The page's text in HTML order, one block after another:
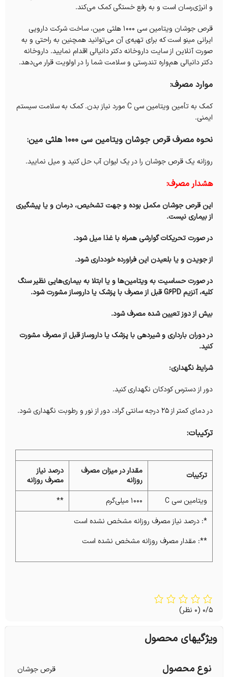
و انرژی‌رسان است و به رفع خستگی کمک می‌کند.
قرص جوشان ویتامین سی 1000 هلثی مین، ساخت شرکت دارویی
ایرانی مینو است که برای تهیه‌ی آن می‌توانید همچنین به راحتی و به
صورت آنلاین از سایت داروخانه‌ دکتر دانیالی اقدام نمایید. داروخانه‌
دکتر دانیالی هم‌واره تندرستی و سلامت شما را در اولویت قرار می‌دهد.
موارد مصرف:
کمک به تأمین ویتامین سی C مورد نیاز بدن. کمک به سلامت سیستم
ایمنی.
نحوه مصرف قرص جوشان ویتامین سی 1000 هلثی مین:
روزانه یک قرص جوشان را در یک لیوان آب حل کنید و میل نمایید.
هشدار مصرف:
این قرص جوشان مکمل بوده و جهت تشخیص، درمان و یا پیشگیری
از بیماری نیست.
در صورت تحریکات گوارشی همراه با غذا میل شود.
از جویدن و یا بلعیدن این فراورده خودداری شود.
در صورت حساسیت به ویتامین‌ها و یا ابتلا به بیماری‌هایی نظیر سنگ
کلیه، آنزیم G6PD قبل از مصرف با پزشک یا داروساز مشورت شود.
بیش از دوز تعیین شده مصرف شود.
در دوران بارداری و شیردهی با پزشک یا داروساز قبل از مصرف مشورت
کنید.
شرایط نگهداری:
دور از دسترس کودکان نگهداری کنید.
در دمای کمتر از 25 درجه سانتی گراد، دور از نور و رطوبت نگهداری شود.
ترکیبات:
ترکیبات
مقدار در میزان مصرف
روزانه
درصد نیاز
مصرف روزانه
ویتامین‌ سی C
۱۰۰۰ میلی‌گرم
**
*: درصد نیاز مصرف روزانه مشخص نشده است
**: مقدار مصرف روزانه مشخص نشده است
0/5 (0 نظر)
ویژگیهای محصول
نوع محصول قرص جوشان